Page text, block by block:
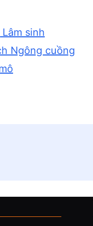
sinh
Ngông cuồng